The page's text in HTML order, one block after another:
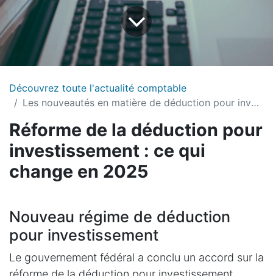
Découvrez toute l'actualité comptable
Les nouveautés en matière de déduction pour investissements
Réforme de la dédu​ction pour
investissement : ce qui
change en 2025
Nouveau régime de déduction
pour investissement
Le gouvernement fédéral a conclu un accord sur la